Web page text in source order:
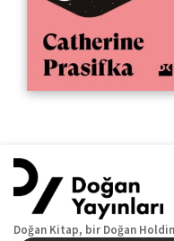
Doğan Kitap, bir Doğan